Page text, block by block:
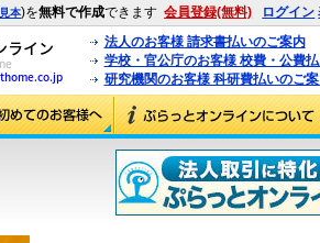
見本)を無料で作成できます 会員登録(無料) ログイン
法人のお客様 請求書払いのご案内
学校・官公庁のお客様 校費・公費
研究機関のお客様 科研費払いのご